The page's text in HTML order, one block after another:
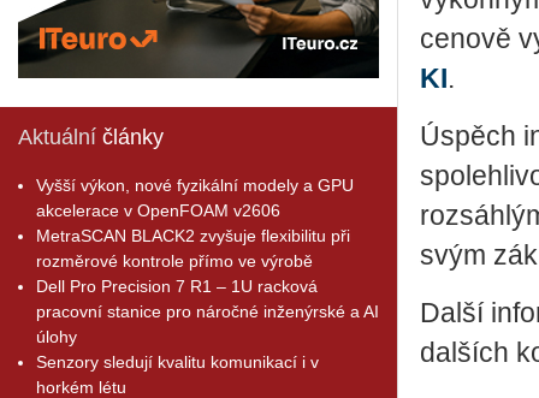
Aktuální články
Vyšší výkon, nové fyzikální modely a GPU
akcelerace v OpenFOAM v2606
MetraSCAN BLACK2 zvyšuje flexibilitu při
rozměrové kontrole přímo ve výrobě
Dell Pro Precision 7 R1 – 1U racková
pracovní stanice pro náročné inženýrské a AI
úlohy
Senzory sledují kvalitu komunikací i v
horkém létu
cenově
KI.
Úspěch
svým
Další
dalších